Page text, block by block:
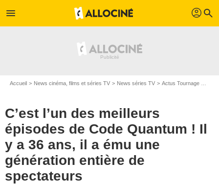
menu profil search
Accueil News cinéma, films et séries TV News séries TV Actus Tournage Séries TV
C’est l’un des meilleurs
épisodes de Code Quantum ! Il
y a 36 ans, il a ému une
génération entière de
spectateurs